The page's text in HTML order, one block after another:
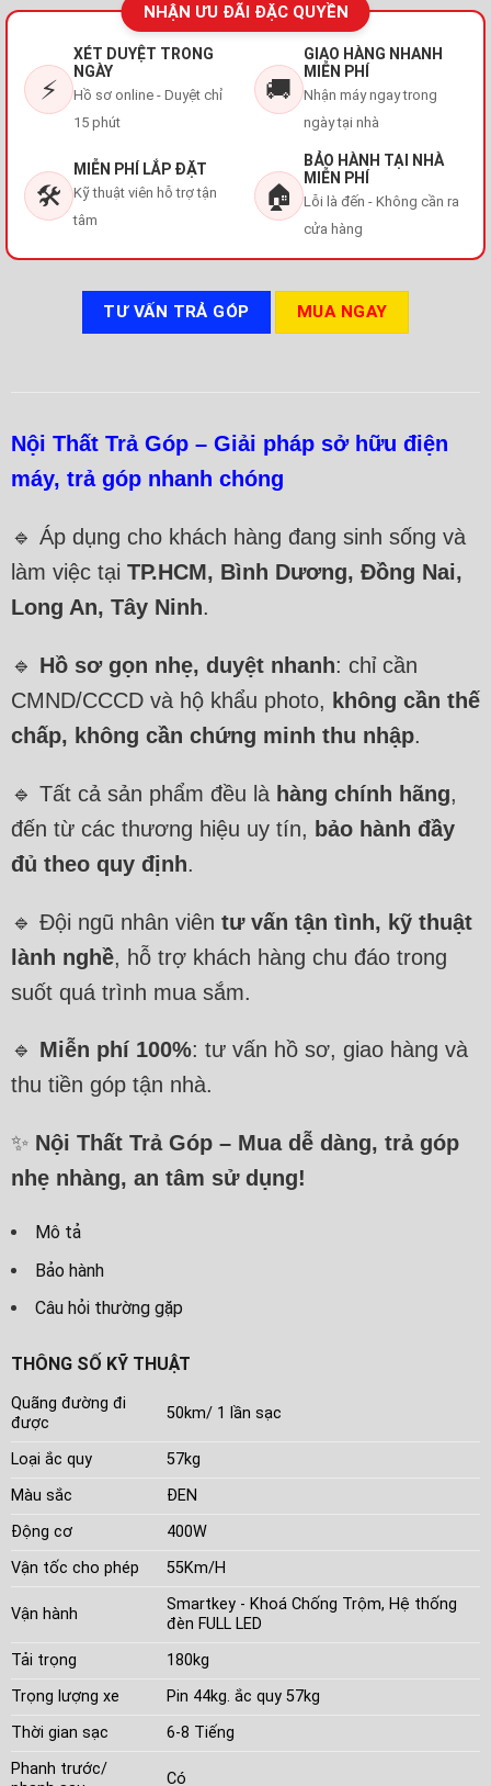
NHẬN ƯU ĐÃI ĐẶC QUYỀN
⚡
XÉT DUYỆT TRONG
NGÀY
Hồ sơ online - Duyệt chỉ
15 phút
🚚
GIAO HÀNG NHANH
MIỄN PHÍ
Nhận máy ngay trong
ngày tại nhà
🛠️
MIỄN PHÍ LẮP ĐẶT
Kỹ thuật viên hỗ trợ tận
tâm
🏠
BẢO HÀNH TẠI NHÀ
MIỄN PHÍ
Lỗi là đến - Không cần ra
cửa hàng
TƯ VẤN TRẢ GÓP MUA NGAY
Nội Thất Trả Góp – Giải pháp sở hữu điện
máy, trả góp nhanh chóng
🔹 Áp dụng cho khách hàng đang sinh sống và
làm việc tại TP.HCM, Bình Dương, Đồng Nai,
Long An, Tây Ninh.
🔹 Hồ sơ gọn nhẹ, duyệt nhanh: chỉ cần
CMND/CCCD và hộ khẩu photo, không cần thế
chấp, không cần chứng minh thu nhập.
🔹 Tất cả sản phẩm đều là hàng chính hãng,
đến từ các thương hiệu uy tín, bảo hành đầy
đủ theo quy định.
🔹 Đội ngũ nhân viên tư vấn tận tình, kỹ thuật
lành nghề, hỗ trợ khách hàng chu đáo trong
suốt quá trình mua sắm.
🔹 Miễn phí 100%: tư vấn hồ sơ, giao hàng và
thu tiền góp tận nhà.
✨ Nội Thất Trả Góp – Mua dễ dàng, trả góp
nhẹ nhàng, an tâm sử dụng!
Mô tả
Bảo hành
Câu hỏi thường gặp
THÔNG SỐ KỸ THUẬT
Quãng đường đi
được
50km/ 1 lần sạc
Loại ắc quy
57kg
Màu sắc
ĐEN
Động cơ
400W
Vận tốc cho phép
55Km/H
Vận hành
Smartkey - Khoá Chống Trộm, Hệ thống
đèn FULL LED
Tải trọng
180kg
Trọng lượng xe
Pin 44kg. ắc quy 57kg
Thời gian sạc
6-8 Tiếng
Phanh trước/
Có